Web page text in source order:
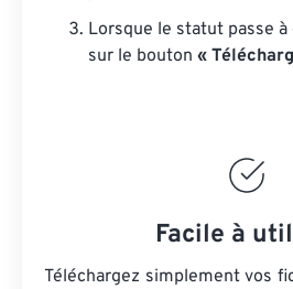
Lorsque le statut passe à
sur le bouton «
Facile à
Téléchargez simplement vos